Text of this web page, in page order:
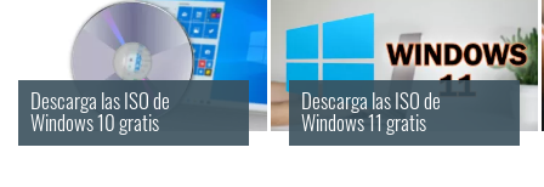
Descarga las ISO de
Windows 10 gratis
Descarga las ISO de
Windows 11 gratis